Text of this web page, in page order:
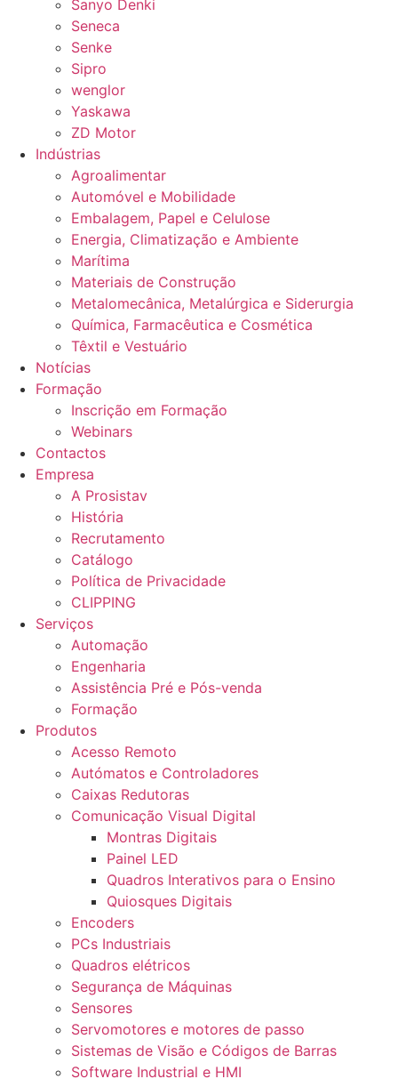
Sanyo Denki
Seneca
Senke
Sipro
wenglor
Yaskawa
ZD Motor
Indústrias
Agroalimentar
Automóvel e Mobilidade
Embalagem, Papel e Celulose
Energia, Climatização e Ambiente
Marítima
Materiais de Construção
Metalomecânica, Metalúrgica e Siderurgia
Química, Farmacêutica e Cosmética
Têxtil e Vestuário
Notícias
Formação
Inscrição em Formação
Webinars
Contactos
Empresa
A Prosistav
História
Recrutamento
Catálogo
Política de Privacidade
CLIPPING
Serviços
Automação
Engenharia
Assistência Pré e Pós-venda
Formação
Produtos
Acesso Remoto
Autómatos e Controladores
Caixas Redutoras
Comunicação Visual Digital
Montras Digitais
Painel LED
Quadros Interativos para o Ensino
Quiosques Digitais
Encoders
PCs Industriais
Quadros elétricos
Segurança de Máquinas
Sensores
Servomotores e motores de passo
Sistemas de Visão e Códigos de Barras
Software Industrial e HMI